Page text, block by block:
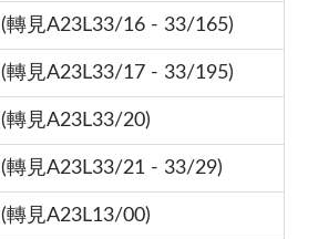
(轉見A23L33/16 - 33/165)
(轉見A23L33/17 - 33/195)
(轉見A23L33/20)
(轉見A23L33/21 - 33/29)
(轉見A23L13/00)